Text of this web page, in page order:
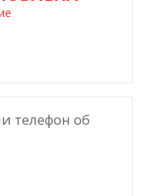
телефон об